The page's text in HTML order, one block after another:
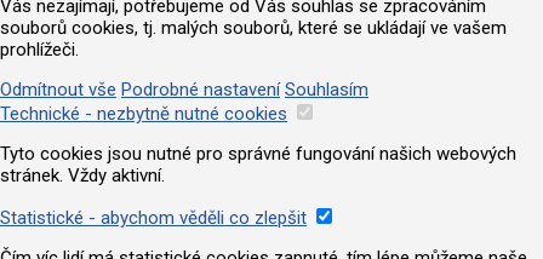
Vás nezajímají, potřebujeme od Vás souhlas se zpracováním
souborů cookies, tj. malých souborů, které se ukládají ve vašem
prohlížeči.
Odmítnout vše Podrobné nastavení Souhlasím
Technické - nezbytně nutné cookies
Tyto cookies jsou nutné pro správné fungování našich webových
stránek. Vždy aktivní.
Statistické - abychom věděli co zlepšit